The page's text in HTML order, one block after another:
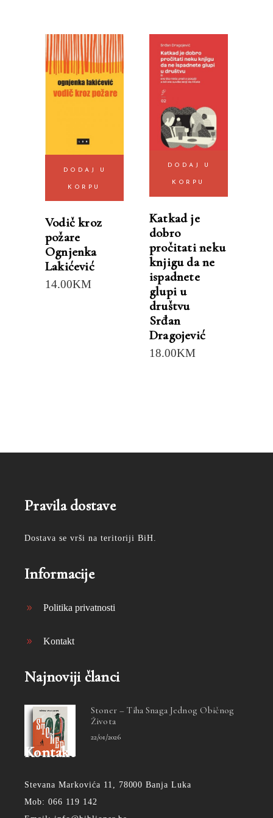
DODAJ U
KORPU
Vodič kroz
požare
Ognjenka
Lakićević
14.00KM
DODAJ U
KORPU
Katkad je
dobro
pročitati neku
knjigu da ne
ispadnete
glupi u
društvu
Srđan
Dragojević
18.00KM
Pravila dostave
Dostava se vrši na teritoriji BiH.
Informacije
Politika privatnosti
Kontakt
Najnoviji članci
Stoner – Tiha Snaga Jednog Običnog
Života
22/01/2026
Kontakt
Stevana Markovića 11, 78000 Banja Luka
Mob: 066 119 142